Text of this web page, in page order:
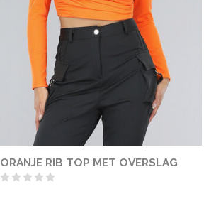
ORANJE RIB TOP MET OVERSLAG